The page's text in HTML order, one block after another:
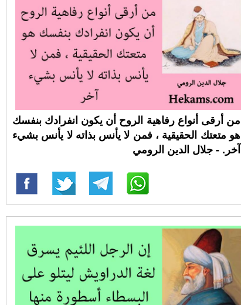
من أرقى أنواع رفاهية الروح أن يكون انفرادك بنفسك
هو متعتك الحقيقية ، فمن لا يأنس بذاته لا يأنس بشيء
آخر. - جلال الدين الرومي